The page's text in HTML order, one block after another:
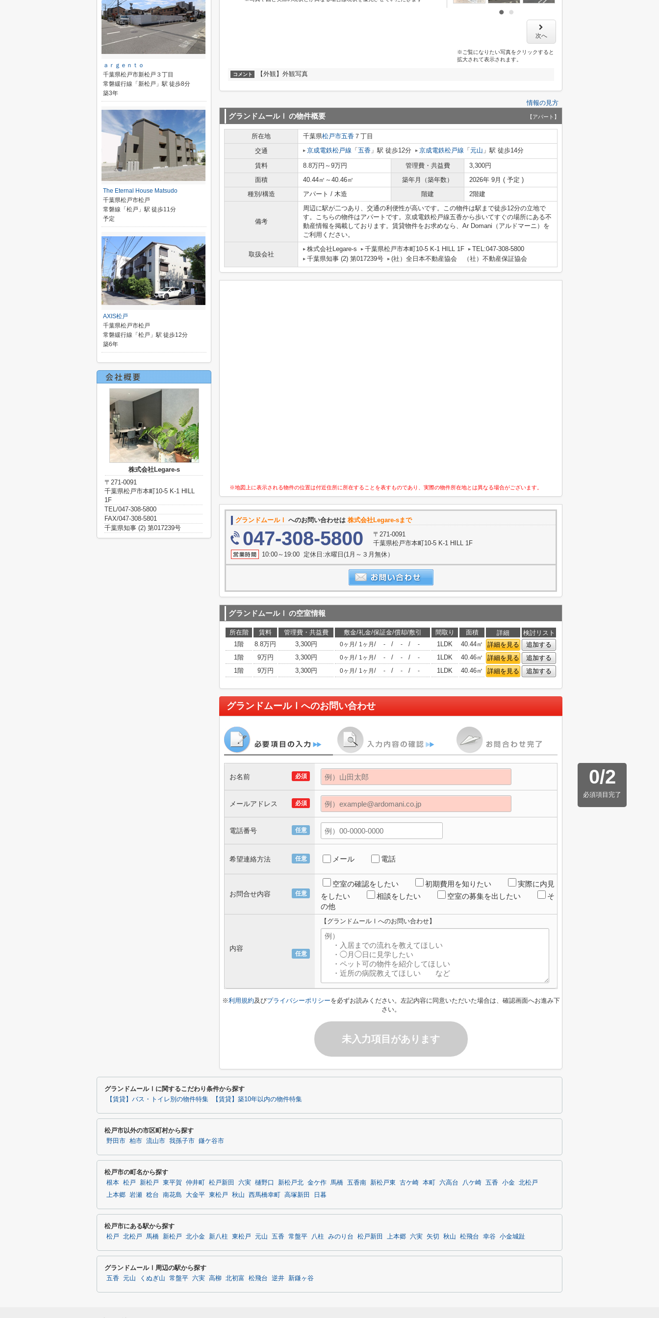
次へ
※ご覧になりたい写真をクリックすると
拡大されて表示されます。
コメント 【外観】外観写真
情報の見方
グランドムールⅠ の物件概要 【アパート】
所在地 千葉県松戸市五香 ７丁目
交通
京成電鉄松戸線 「 五香 」駅 徒歩12分 京成電鉄松戸線 「 元山 」駅 徒歩14分
賃料 8.8万円～9万円 管理費・共益費
3,300円
面積
40.44㎡～40.46㎡ 築年月（築年数）
2026年 9月 ( 予定 )
種別/構造
アパート / 木造 階建 2階建
備考
周辺に駅が二つあり、交通の利便性が高いです。この物件は駅まで徒歩12分の立地で
す。こちらの物件はアパートです。京成電鉄松戸線五香から歩いてすぐの場所にある不
動産情報を掲載しております。賃貸物件をお求めなら、Ar Domani（アルドマーニ）を
ご利用ください。
取扱会社
株式会社Legare-s 千葉県松戸市本町10-5 K-1 HILL 1F
TEL:047-308-5800
千葉県知事 (2) 第017239号
(社）全日本不動産協会 （社）不動産保証協会
※地図上に表示される物件の位置は付近住所に所在することを表すものであり、実際の物件所在地とは異なる場合がございます。
グランドムールⅠ へのお問い合わせは 株式会社Legare-sまで
047-308-5800
〒271-0091
千葉県松戸市本町10-5 K-1 HILL 1F
10:00～19:00 定休日:水曜日(1月～３月無休）
グランドムールⅠ の空室情報
所在階 賃料 管理費・共益費 敷金/礼金/保証金/償却/敷引 間取り 面積 詳細
検討リスト
1階
8.8万円 3,300円 0ヶ月 / 1ヶ月 / - / - / - 1LDK 40.44㎡ 詳細を見る
追加する
1階
9万円 3,300円 0ヶ月 / 1ヶ月 / - / - / - 1LDK 40.46㎡ 詳細を見る
追加する
1階
9万円 3,300円 0ヶ月 / 1ヶ月 / - / - / - 1LDK 40.46㎡ 詳細を見る 追加する
グランドムールⅠ へのお問い合わせ
0/2
必須項目完了
必須
お名前
必須
メールアドレス
任意
電話番号
任意
希望連絡方法 メール 電話
任意
お問合せ内容
空室の確認をしたい 初期費用を知りたい
実際に内見
をしたい
相談をしたい 空室の募集を出したい
そ
の他
任意
内容
【グランドムールⅠへのお問い合わせ】
※利用規約及びプライバシーポリシーを必ずお読みください。左記内容に同意いただいた場合は、確認画面へお進み下
さい。
未入力項目があります
ａｒｇｅｎｔｏ
千葉県松戸市新松戸３丁目
常磐緩行線「新松戸」駅 徒歩8分
築3年
The Eternal House Matsudo
千葉県松戸市松戸
常磐線「松戸」駅 徒歩11分
予定
AXIS松戸
千葉県松戸市松戸
常磐緩行線「松戸」駅 徒歩12分
築6年
株式会社Legare-s
〒271-0091
千葉県松戸市本町10-5 K-1 HILL
1F
TEL/047-308-5800
FAX/047-308-5801
千葉県知事 (2) 第017239号
グランドムールⅠに関するこだわり条件から探す
【賃貸】バス・トイレ別の物件特集 【賃貸】築10年以内の物件特集
松戸市以外の市区町村から探す
野田市 柏市 流山市 我孫子市 鎌ケ谷市
松戸市の町名から探す
根本 松戸 新松戸 東平賀 仲井町 松戸新田 六実 樋野口 新松戸北 金ケ作 馬橋 五香南 新松戸東 古ケ崎 本町 六高台 八ケ崎 五香 小金 北松戸
上本郷 岩瀬 稔台 南花島 大金平 東松戸 秋山 西馬橋幸町 高塚新田 日暮
松戸市にある駅から探す
松戸 北松戸 馬橋 新松戸 北小金 新八柱 東松戸 元山 五香 常盤平 八柱 みのり台 松戸新田 上本郷 六実 矢切 秋山 松飛台 幸谷 小金城趾
グランドムールⅠ周辺の駅から探す
五香 元山 くぬぎ山 常盤平 六実 高柳 北初富 松飛台 逆井 新鎌ヶ谷